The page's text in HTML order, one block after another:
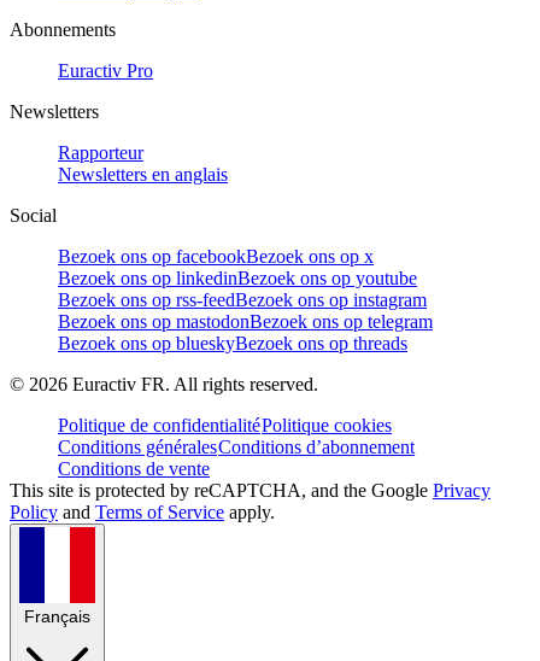
Abonnements
Euractiv Pro
Newsletters
Rapporteur
Newsletters en anglais
Social
Bezoek ons op facebookBezoek ons op x
Bezoek ons op linkedinBezoek ons op youtube
Bezoek ons op rss-feedBezoek ons op instagram
Bezoek ons op mastodonBezoek ons op telegram
Bezoek ons op blueskyBezoek ons op threads
© 2026 Euractiv FR. All rights reserved.
Politique de confidentialitéPolitique cookies
Conditions généralesConditions d’abonnement
Conditions de vente
This site is protected by reCAPTCHA, and the Google Privacy
Policy and Terms of Service apply.
Français